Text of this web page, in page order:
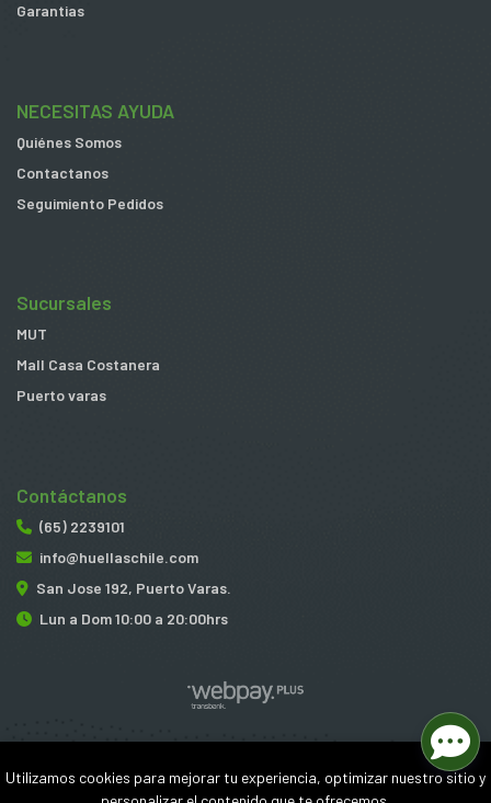
Garantias
NECESITAS AYUDA
Quiénes Somos
Contactanos
Seguimiento Pedidos
Sucursales
MUT
Mall Casa Costanera
Puerto varas
Contáctanos
(65) 2239101
info@huellaschile.com
San Jose 192, Puerto Varas.
Lun a Dom 10:00 a 20:00hrs
¿Te gusta mi tienda? Yo vendo conBsale
Utilizamos cookies para mejorar tu experiencia, optimizar nuestro sitio y